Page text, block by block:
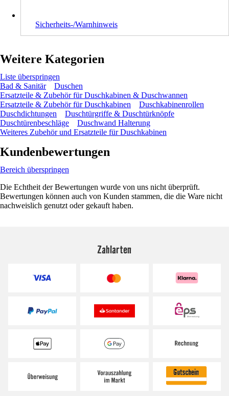
Sicherheits-/Warnhinweis
Weitere Kategorien
Liste überspringen
Bad & Sanitär
Duschen
Ersatzteile & Zubehör für Duschkabinen & Duschwannen
Ersatzteile & Zubehör für Duschkabinen
Duschkabinenrollen
Duschdichtungen
Duschtürgriffe & Duschtürknöpfe
Duschtürenbeschläge
Duschwand Halterung
Weiteres Zubehör und Ersatzteile für Duschkabinen
Kundenbewertungen
Bereich überspringen
Die Echtheit der Bewertungen wurde von uns nicht überprüft.
Bewertungen können auch von Kunden stammen, die die Ware nicht
nachweislich genutzt oder gekauft haben.
Zahlarten